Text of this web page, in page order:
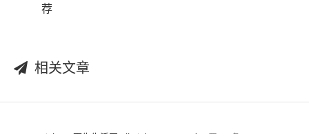
荐
相关文章